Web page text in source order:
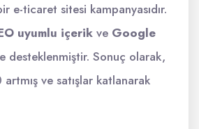
e-ticaret sitesi kampanyasıdır.
uyumlu içerik ve Google
desteklenmiştir. Sonuç olarak,
ve satışlar katlanarak